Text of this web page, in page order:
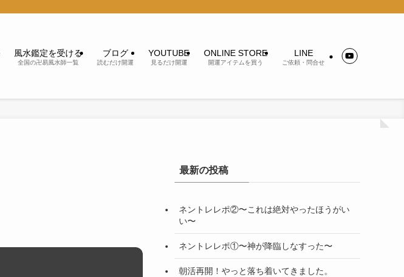
風水鑑定を受ける
全国の卍易風水師一覧
ブログ
読むだけ開運
YOUTUBE
見るだけ開運
ONLINE STORE
開運アイテムを買う
LINE
ご依頼・問合せ
最新の投稿
ネントレレポ②〜これは絶対やったほうがい
い〜
ネントレレポ①〜神が降臨しなすった〜
朝活再開！やっと落ち着いてきました。